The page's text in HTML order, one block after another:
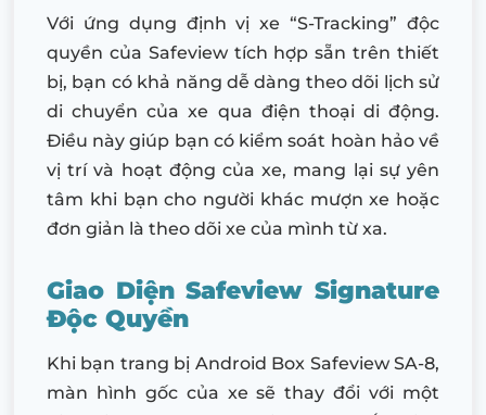
Với ứng dụng định vị xe “S-Tracking” độc
quyền của Safeview tích hợp sẵn trên thiết
bị, bạn có khả năng dễ dàng theo dõi lịch sử
di chuyển của xe qua điện thoại di động.
Điều này giúp bạn có kiểm soát hoàn hảo về
vị trí và hoạt động của xe, mang lại sự yên
tâm khi bạn cho người khác mượn xe hoặc
đơn giản là theo dõi xe của mình từ xa.
Giao Diện Safeview Signature
Độc Quyền
Khi bạn trang bị Android Box Safeview SA-8,
màn hình gốc của xe sẽ thay đổi với một